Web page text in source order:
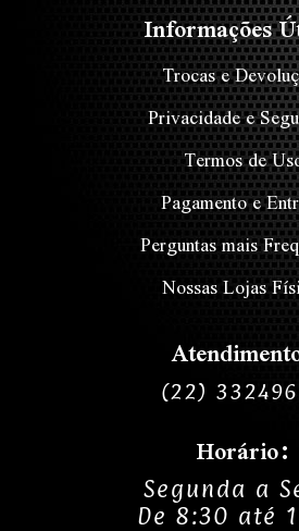
Informações
Trocas e
Privacidade e
Termos de
Pagamento e
Perguntas mais
Nossas Lojas
(22)
Horário:
Segunda a
De 8:30 até